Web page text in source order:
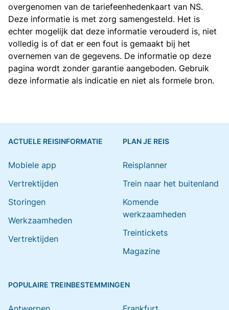
overgenomen van de tariefeenhedenkaart van NS.
Deze informatie is met zorg samengesteld. Het is
echter mogelijk dat deze informatie verouderd is, niet
volledig is of dat er een fout is gemaakt bij het
overnemen van de gegevens. De informatie op deze
pagina wordt zonder garantie aangeboden. Gebruik
deze informatie als indicatie en niet als formele bron.
ACTUELE REISINFORMATIE
Mobiele app
Vertrektijden
Storingen
Werkzaamheden
Vertrektijden
PLAN JE REIS
Reisplanner
Trein naar het buitenland
Komende
werkzaamheden
Treintickets
Magazine
POPULAIRE TREINBESTEMMINGEN